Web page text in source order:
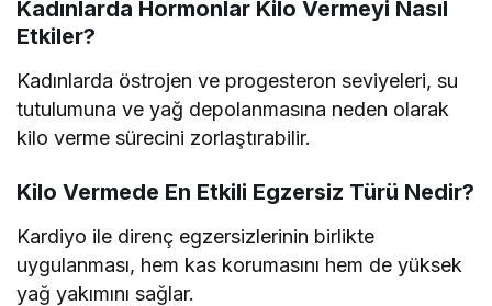
Kadınlarda Hormonlar Kilo Vermeyi Nasıl
Etkiler?
Kadınlarda östrojen ve progesteron seviyeleri, su
tutulumuna ve yağ depolanmasına neden olarak
kilo verme sürecini zorlaştırabilir.
Kilo Vermede En Etkili Egzersiz Türü Nedir?
Kardiyo ile direnç egzersizlerinin birlikte
uygulanması, hem kas korumasını hem de yüksek
yağ yakımını sağlar.